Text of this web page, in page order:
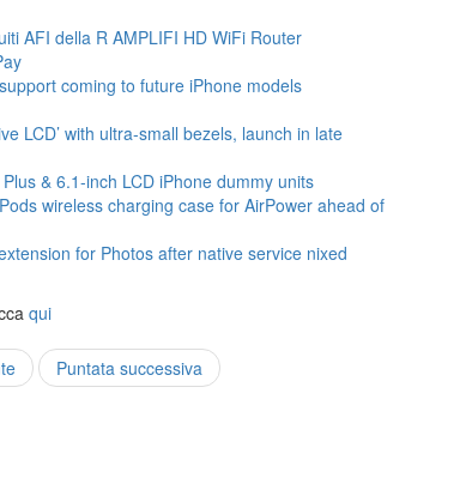
AFI della R AMPLIFI HD WiFi Router
coming to future iPhone models
LCD’ with ultra-small bezels, launch in late
& 6.1-inch LCD iPhone dummy units
wireless charging case for AirPower ahead of
for Photos after native service nixed
qui
Puntata successiva